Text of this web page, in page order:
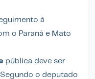
à
o Paraná e Mato
pública deve ser
o deputado